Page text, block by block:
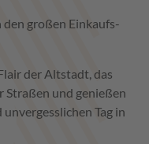
den großen Einkaufs-
der Altstadt, das
und genießen
Tag in